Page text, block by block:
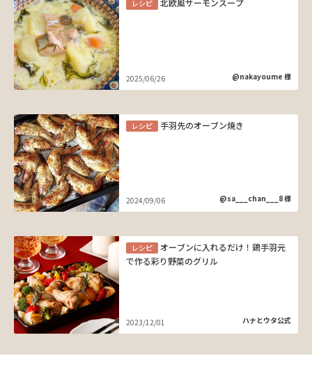
レシピ 北欧風サーモンスープ
2025/06/26 @nakayoume 様
レシピ 手羽先のオーブン焼き
2024/09/06 @sa___chan___8 様
レシピ
オーブンに入れるだけ！鶏手羽元
で作る彩り野菜のグリル
2023/12/01 ハナとウタ公式